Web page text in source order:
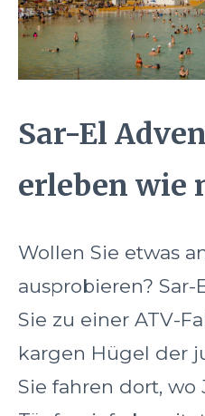
Sar-El
erleben wie
Wollen Sie etwas
ausprobieren?
Sie zu einer ATV-
kargen Hügel der
Sie fahren dort, wo